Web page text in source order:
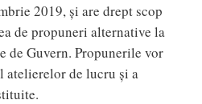
2019, și are drept scop
de propuneri alternative la
Guvern. Propunerile vor
atelierelor de lucru și a